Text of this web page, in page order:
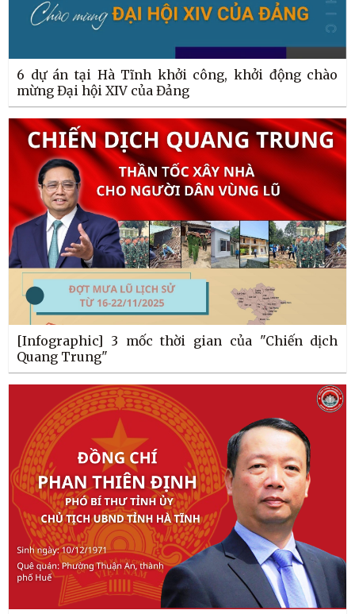
6 dự án tại Hà Tĩnh khởi công, khởi động chào
mừng Đại hội XIV của Đảng
[Infographic] 3 mốc thời gian của "Chiến dịch
Quang Trung"